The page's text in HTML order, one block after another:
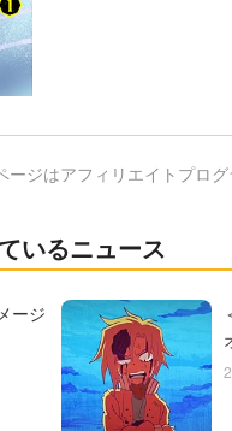
ージはアフィリエイトプロ
いるニュース
ージ